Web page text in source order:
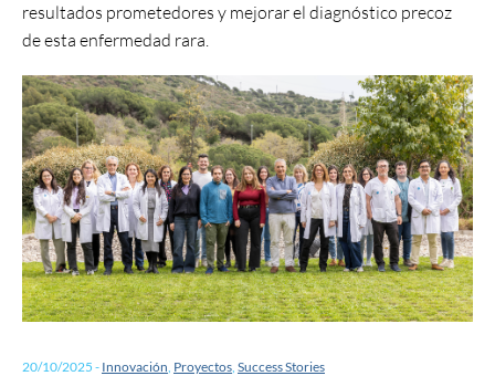
resultados prometedores y mejorar el diagnóstico precoz
de esta enfermedad rara.
20/10/2025 - Innovación Proyectos Success Stories